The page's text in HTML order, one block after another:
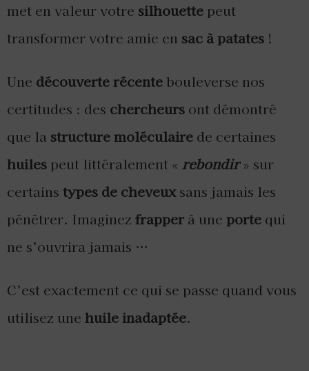
met en valeur votre silhouette peut
transformer votre amie en sac à patates !
Une découverte récente bouleverse nos
certitudes : des chercheurs ont démontré
que la structure moléculaire de certaines
huiles peut littéralement « rebondir» sur
certains types de cheveuxsans jamais les
pénétrer. Imaginez frapper à une porte qui
ne s’ouvrira jamais …
C’est exactement ce qui se passe quand vous
utilisez une huile inadaptée.